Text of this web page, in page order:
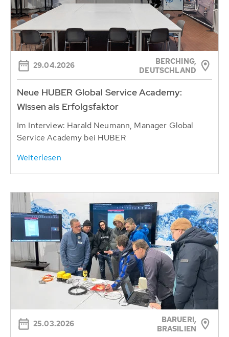
29.04.2026
BERCHING,
DEUTSCHLAND
Neue HUBER Global Service Academy:
Wissen als Erfolgsfaktor
Im Interview: Harald Neumann, Manager Global
Service Academy bei HUBER
Weiterlesen
25.03.2026
BARUERI,
BRASILIEN